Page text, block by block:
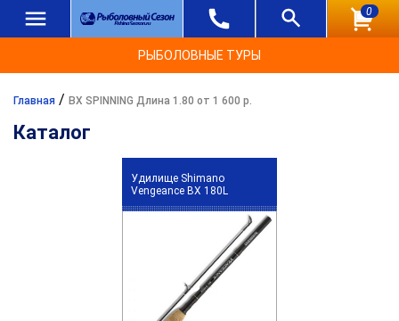
0
РЫБОЛОВНЫЕ ТУРЫ
Главная / BX SPINNING Длина 1.80 от 1 600 р.
Каталог
Удилище Shimano
Vengeance BX 180L